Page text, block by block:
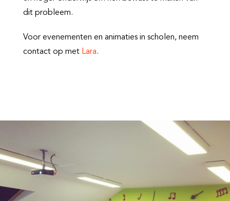
dit probleem.
Voor evenementen en animaties in scholen, neem
contact op met Lara.